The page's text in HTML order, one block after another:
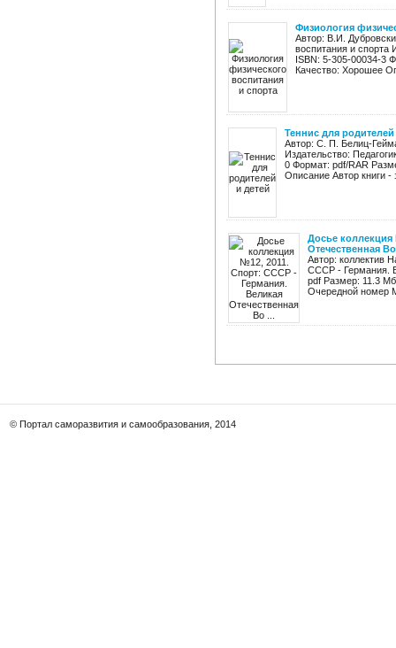
Физиология
Автор: В.И.
воспитания и спорта
ISBN: 5-305-00034-3
Качество: Хорошее
Теннис для родителей
Автор: С. П. Белиц-
Издательство:
0 Формат: pdf/RAR
Описание Автор книги -
Досье
Отечественная
Автор: коллектив
СССР - Германия.
pdf Размер: 11.3
Очередной номер
© Портал саморазвития и самообразования, 2014